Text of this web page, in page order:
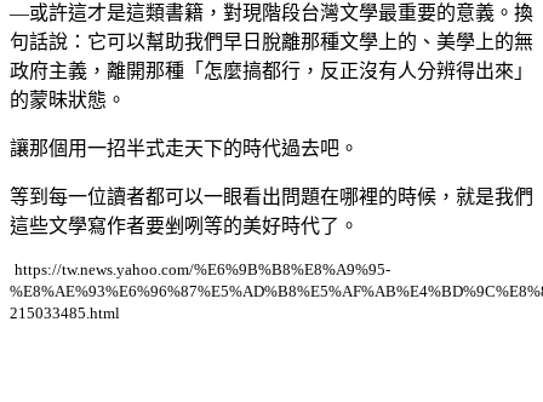
—或許這才是這類書籍，對現階段台灣文學最重要的意義。換
句話說：它可以幫助我們早日脫離那種文學上的、美學上的無
政府主義，離開那種「怎麼搞都行，反正沒有人分辨得出來」
的蒙昧狀態。
讓那個用一招半式走天下的時代過去吧。
等到每一位讀者都可以一眼看出問題在哪裡的時候，就是我們
這些文學寫作者要剉咧等的美好時代了。
https://tw.news.yahoo.com/%E6%9B%B8%E8%A9%95-
215033485.html